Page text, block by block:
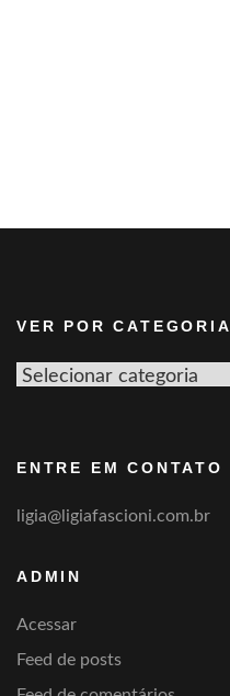
VER POR CATEGORIA
Ver
ENTRE EM CONTATO
ligia@ligiafascioni.com.br
ADMIN
Acessar
Feed de posts